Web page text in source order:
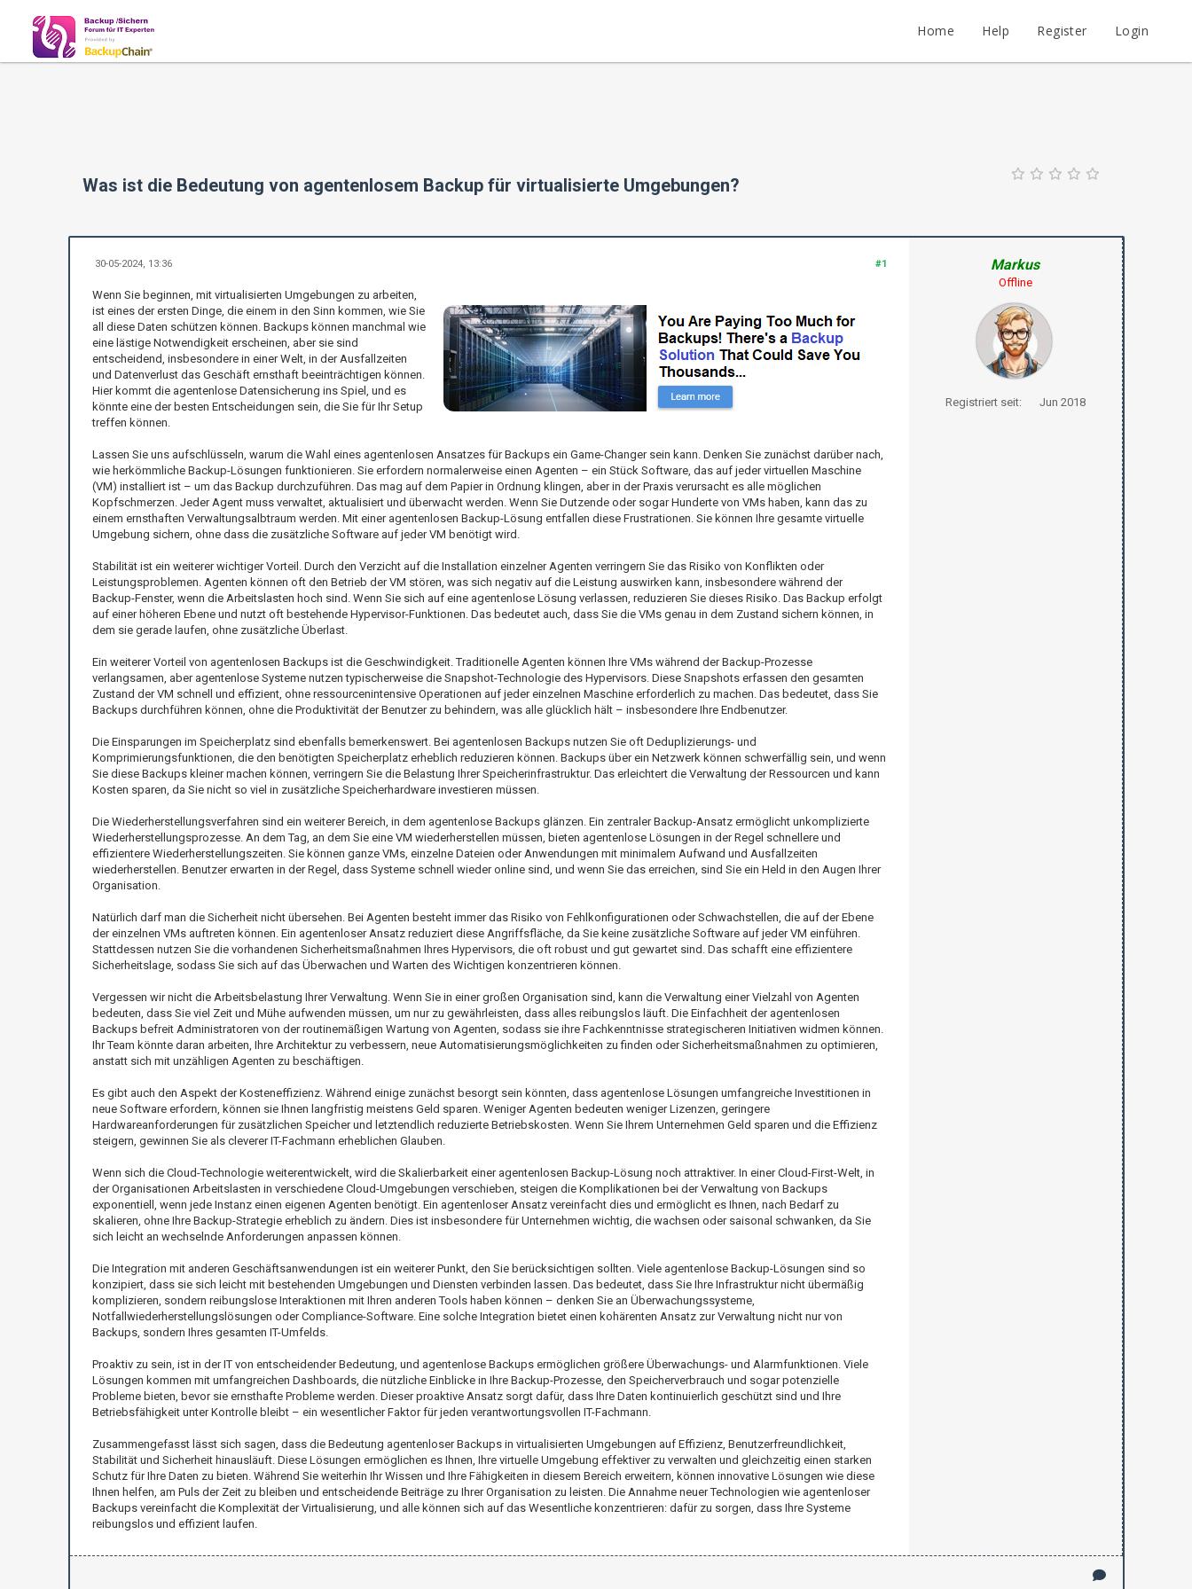
Home Help Register Login
Was ist die Bedeutung von agentenlosem Backup für virtualisierte Umgebungen?
#1
30-05-2024, 13:36
Wenn Sie beginnen, mit virtualisierten Umgebungen zu arbeiten,
ist eines der ersten Dinge, die einem in den Sinn kommen, wie Sie
all diese Daten schützen können. Backups können manchmal wie
eine lästige Notwendigkeit erscheinen, aber sie sind
entscheidend, insbesondere in einer Welt, in der Ausfallzeiten
und Datenverlust das Geschäft ernsthaft beeinträchtigen können.
Hier kommt die agentenlose Datensicherung ins Spiel, und es
könnte eine der besten Entscheidungen sein, die Sie für Ihr Setup
treffen können.
Lassen Sie uns aufschlüsseln, warum die Wahl eines agentenlosen Ansatzes für Backups ein Game-Changer sein kann. Denken Sie zunächst darüber nach,
wie herkömmliche Backup-Lösungen funktionieren. Sie erfordern normalerweise einen Agenten – ein Stück Software, das auf jeder virtuellen Maschine
(VM) installiert ist – um das Backup durchzuführen. Das mag auf dem Papier in Ordnung klingen, aber in der Praxis verursacht es alle möglichen
Kopfschmerzen. Jeder Agent muss verwaltet, aktualisiert und überwacht werden. Wenn Sie Dutzende oder sogar Hunderte von VMs haben, kann das zu
einem ernsthaften Verwaltungsalbtraum werden. Mit einer agentenlosen Backup-Lösung entfallen diese Frustrationen. Sie können Ihre gesamte virtuelle
Umgebung sichern, ohne dass die zusätzliche Software auf jeder VM benötigt wird.
Stabilität ist ein weiterer wichtiger Vorteil. Durch den Verzicht auf die Installation einzelner Agenten verringern Sie das Risiko von Konflikten oder
Leistungsproblemen. Agenten können oft den Betrieb der VM stören, was sich negativ auf die Leistung auswirken kann, insbesondere während der
Backup-Fenster, wenn die Arbeitslasten hoch sind. Wenn Sie sich auf eine agentenlose Lösung verlassen, reduzieren Sie dieses Risiko. Das Backup erfolgt
auf einer höheren Ebene und nutzt oft bestehende Hypervisor-Funktionen. Das bedeutet auch, dass Sie die VMs genau in dem Zustand sichern können, in
dem sie gerade laufen, ohne zusätzliche Überlast.
Ein weiterer Vorteil von agentenlosen Backups ist die Geschwindigkeit. Traditionelle Agenten können Ihre VMs während der Backup-Prozesse
verlangsamen, aber agentenlose Systeme nutzen typischerweise die Snapshot-Technologie des Hypervisors. Diese Snapshots erfassen den gesamten
Zustand der VM schnell und effizient, ohne ressourcenintensive Operationen auf jeder einzelnen Maschine erforderlich zu machen. Das bedeutet, dass Sie
Backups durchführen können, ohne die Produktivität der Benutzer zu behindern, was alle glücklich hält – insbesondere Ihre Endbenutzer.
Die Einsparungen im Speicherplatz sind ebenfalls bemerkenswert. Bei agentenlosen Backups nutzen Sie oft Deduplizierungs- und
Komprimierungsfunktionen, die den benötigten Speicherplatz erheblich reduzieren können. Backups über ein Netzwerk können schwerfällig sein, und wenn
Sie diese Backups kleiner machen können, verringern Sie die Belastung Ihrer Speicherinfrastruktur. Das erleichtert die Verwaltung der Ressourcen und kann
Kosten sparen, da Sie nicht so viel in zusätzliche Speicherhardware investieren müssen.
Die Wiederherstellungsverfahren sind ein weiterer Bereich, in dem agentenlose Backups glänzen. Ein zentraler Backup-Ansatz ermöglicht unkomplizierte
Wiederherstellungsprozesse. An dem Tag, an dem Sie eine VM wiederherstellen müssen, bieten agentenlose Lösungen in der Regel schnellere und
effizientere Wiederherstellungszeiten. Sie können ganze VMs, einzelne Dateien oder Anwendungen mit minimalem Aufwand und Ausfallzeiten
wiederherstellen. Benutzer erwarten in der Regel, dass Systeme schnell wieder online sind, und wenn Sie das erreichen, sind Sie ein Held in den Augen Ihrer
Organisation.
Natürlich darf man die Sicherheit nicht übersehen. Bei Agenten besteht immer das Risiko von Fehlkonfigurationen oder Schwachstellen, die auf der Ebene
der einzelnen VMs auftreten können. Ein agentenloser Ansatz reduziert diese Angriffsfläche, da Sie keine zusätzliche Software auf jeder VM einführen.
Stattdessen nutzen Sie die vorhandenen Sicherheitsmaßnahmen Ihres Hypervisors, die oft robust und gut gewartet sind. Das schafft eine effizientere
Sicherheitslage, sodass Sie sich auf das Überwachen und Warten des Wichtigen konzentrieren können.
Vergessen wir nicht die Arbeitsbelastung Ihrer Verwaltung. Wenn Sie in einer großen Organisation sind, kann die Verwaltung einer Vielzahl von Agenten
bedeuten, dass Sie viel Zeit und Mühe aufwenden müssen, um nur zu gewährleisten, dass alles reibungslos läuft. Die Einfachheit der agentenlosen
Backups befreit Administratoren von der routinemäßigen Wartung von Agenten, sodass sie ihre Fachkenntnisse strategischeren Initiativen widmen können.
Ihr Team könnte daran arbeiten, Ihre Architektur zu verbessern, neue Automatisierungsmöglichkeiten zu finden oder Sicherheitsmaßnahmen zu optimieren,
anstatt sich mit unzähligen Agenten zu beschäftigen.
Es gibt auch den Aspekt der Kosteneffizienz. Während einige zunächst besorgt sein könnten, dass agentenlose Lösungen umfangreiche Investitionen in
neue Software erfordern, können sie Ihnen langfristig meistens Geld sparen. Weniger Agenten bedeuten weniger Lizenzen, geringere
Hardwareanforderungen für zusätzlichen Speicher und letztendlich reduzierte Betriebskosten. Wenn Sie Ihrem Unternehmen Geld sparen und die Effizienz
steigern, gewinnen Sie als cleverer IT-Fachmann erheblichen Glauben.
Wenn sich die Cloud-Technologie weiterentwickelt, wird die Skalierbarkeit einer agentenlosen Backup-Lösung noch attraktiver. In einer Cloud-First-Welt, in
der Organisationen Arbeitslasten in verschiedene Cloud-Umgebungen verschieben, steigen die Komplikationen bei der Verwaltung von Backups
exponentiell, wenn jede Instanz einen eigenen Agenten benötigt. Ein agentenloser Ansatz vereinfacht dies und ermöglicht es Ihnen, nach Bedarf zu
skalieren, ohne Ihre Backup-Strategie erheblich zu ändern. Dies ist insbesondere für Unternehmen wichtig, die wachsen oder saisonal schwanken, da Sie
sich leicht an wechselnde Anforderungen anpassen können.
Die Integration mit anderen Geschäftsanwendungen ist ein weiterer Punkt, den Sie berücksichtigen sollten. Viele agentenlose Backup-Lösungen sind so
konzipiert, dass sie sich leicht mit bestehenden Umgebungen und Diensten verbinden lassen. Das bedeutet, dass Sie Ihre Infrastruktur nicht übermäßig
komplizieren, sondern reibungslose Interaktionen mit Ihren anderen Tools haben können – denken Sie an Überwachungssysteme,
Notfallwiederherstellungslösungen oder Compliance-Software. Eine solche Integration bietet einen kohärenten Ansatz zur Verwaltung nicht nur von
Backups, sondern Ihres gesamten IT-Umfelds.
Proaktiv zu sein, ist in der IT von entscheidender Bedeutung, und agentenlose Backups ermöglichen größere Überwachungs- und Alarmfunktionen. Viele
Lösungen kommen mit umfangreichen Dashboards, die nützliche Einblicke in Ihre Backup-Prozesse, den Speicherverbrauch und sogar potenzielle
Probleme bieten, bevor sie ernsthafte Probleme werden. Dieser proaktive Ansatz sorgt dafür, dass Ihre Daten kontinuierlich geschützt sind und Ihre
Betriebsfähigkeit unter Kontrolle bleibt – ein wesentlicher Faktor für jeden verantwortungsvollen IT-Fachmann.
Zusammengefasst lässt sich sagen, dass die Bedeutung agentenloser Backups in virtualisierten Umgebungen auf Effizienz, Benutzerfreundlichkeit,
Stabilität und Sicherheit hinausläuft. Diese Lösungen ermöglichen es Ihnen, Ihre virtuelle Umgebung effektiver zu verwalten und gleichzeitig einen starken
Schutz für Ihre Daten zu bieten. Während Sie weiterhin Ihr Wissen und Ihre Fähigkeiten in diesem Bereich erweitern, können innovative Lösungen wie diese
Ihnen helfen, am Puls der Zeit zu bleiben und entscheidende Beiträge zu Ihrer Organisation zu leisten. Die Annahme neuer Technologien wie agentenloser
Backups vereinfacht die Komplexität der Virtualisierung, und alle können sich auf das Wesentliche konzentrieren: dafür zu sorgen, dass Ihre Systeme
reibungslos und effizient laufen.
Markus
Offline
Registriert seit: Jun 2018